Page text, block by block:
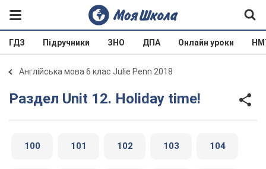
ГДЗ Підручники ЗНО ДПА Онлайн уроки
Англійська мова 6 клас Julie Penn 2018
Раздел Unit 12. Holiday time!
100 101 102 103 104